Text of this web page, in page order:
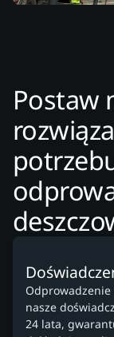
Postaw
Odprowadzenie
nasze
24 lata,